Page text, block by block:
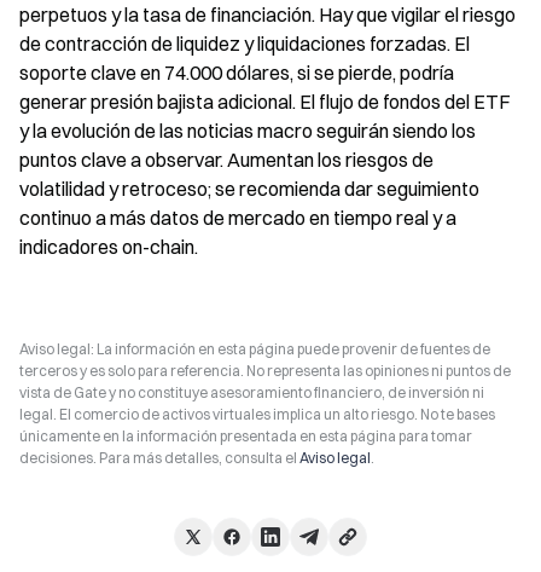
perpetuos y la tasa de financiación. Hay que vigilar el riesgo
de contracción de liquidez y liquidaciones forzadas. El
soporte clave en 74.000 dólares, si se pierde, podría
generar presión bajista adicional. El flujo de fondos del ETF
y la evolución de las noticias macro seguirán siendo los
puntos clave a observar. Aumentan los riesgos de
volatilidad y retroceso; se recomienda dar seguimiento
continuo a más datos de mercado en tiempo real y a
indicadores on-chain.
Aviso legal: La información en esta página puede provenir de fuentes de
terceros y es solo para referencia. No representa las opiniones ni puntos de
vista de Gate y no constituye asesoramiento financiero, de inversión ni
legal. El comercio de activos virtuales implica un alto riesgo. No te bases
únicamente en la información presentada en esta página para tomar
decisiones. Para más detalles, consulta el Aviso legal.